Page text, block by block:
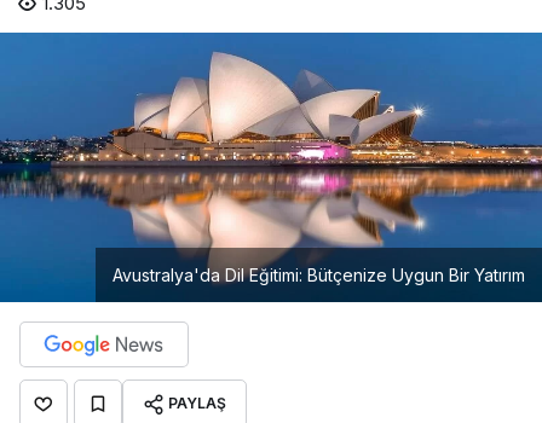
Avustralya'da Dil Eğitimi: Bütçenize Uygun Bir Yatırım
PAYLAŞ